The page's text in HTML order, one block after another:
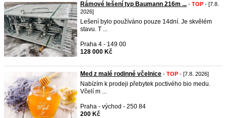
Rámové lešení typ Baumann 216m ... - TOP - [7.8.
2026]
Lešení bylo používáno pouze 14dní. Je skvělém
stavu. T ...
Praha 4 - 149 00
128 000 Kč
Med z malé rodinné včelnice - TOP - [7.8. 2026]
Nabízím k prodeji přebytek poctivého bio medu.
Včelí m ...
Praha - východ - 250 84
200 Kč